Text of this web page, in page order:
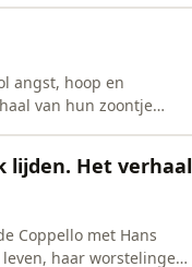
angst, hoop en
van hun zoontje
lijden. Het verhaal
Coppello met Hans
haar worstelingen